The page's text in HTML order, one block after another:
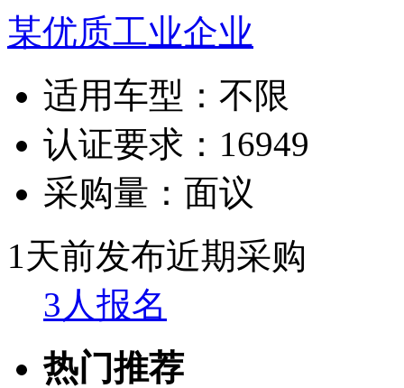
某优质工业企业
适用车型： 不限
认证要求： 16949
采购量： 面议
1天前发布近期采购
3人报名
热门推荐